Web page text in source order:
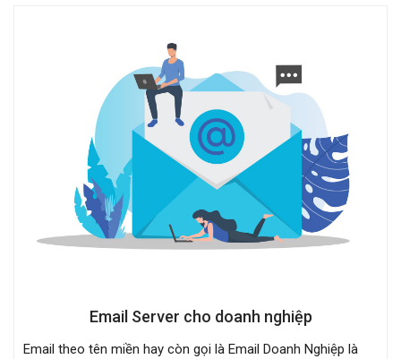
Email Server cho doanh nghiệp
Email theo tên miền hay còn gọi là Email Doanh Nghiệp là